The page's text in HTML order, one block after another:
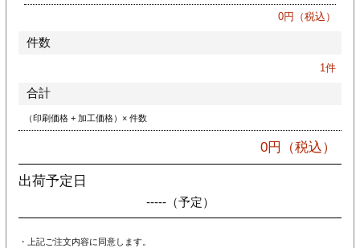
0円（税込）
件数
1件
合計
（印刷価格 + 加工価格）× 件数
0円（税込）
出荷予定日
-----（予定）
・上記ご注文内容に同意します。